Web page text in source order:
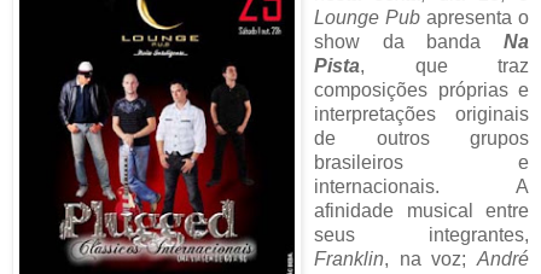
Lounge Pub apresenta o
show da banda Na
Pista, que traz
composições próprias e
interpretações originais
de outros grupos
brasileiros e
internacionais. A
afinidade musical entre
seus integrantes,
Franklin, na voz; André